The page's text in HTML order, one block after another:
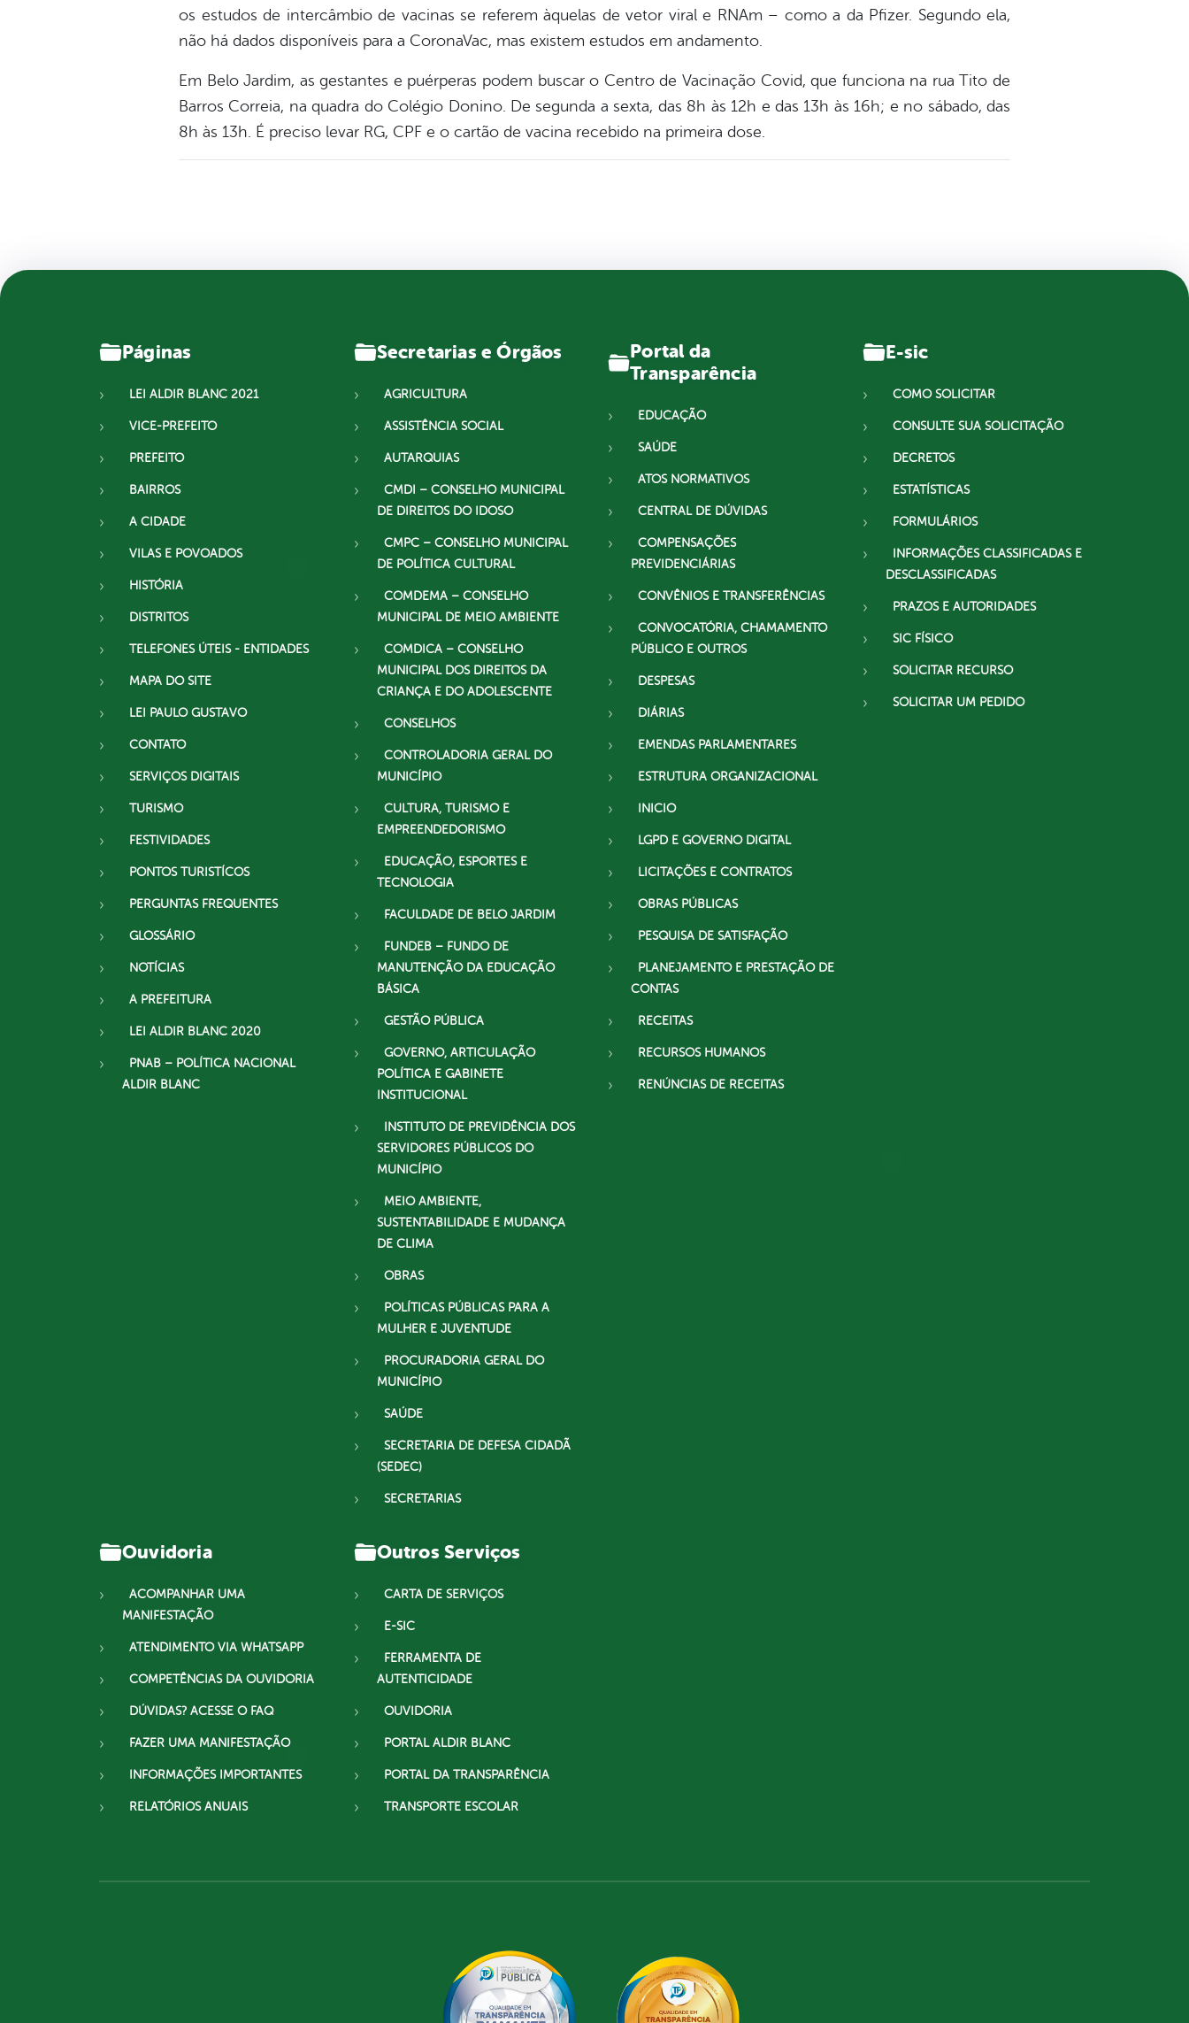
os estudos de intercâmbio de vacinas se referem àquelas de vetor viral e RNAm – como a da Pfizer. Segundo ela,
não há dados disponíveis para a CoronaVac, mas existem estudos em andamento.
Em Belo Jardim, as gestantes e puérperas podem buscar o Centro de Vacinação Covid, que funciona na rua Tito de
Barros Correia, na quadra do Colégio Donino. De segunda a sexta, das 8h às 12h e das 13h às 16h; e no sábado, das
8h às 13h. É preciso levar RG, CPF e o cartão de vacina recebido na primeira dose.
Páginas
LEI ALDIR BLANC 2021
VICE-PREFEITO
PREFEITO
BAIRROS
A CIDADE
VILAS E POVOADOS
HISTÓRIA
DISTRITOS
TELEFONES ÚTEIS - ENTIDADES
MAPA DO SITE
LEI PAULO GUSTAVO
CONTATO
SERVIÇOS DIGITAIS
TURISMO
FESTIVIDADES
PONTOS TURISTÍCOS
PERGUNTAS FREQUENTES
GLOSSÁRIO
NOTÍCIAS
A PREFEITURA
LEI ALDIR BLANC 2020
PNAB – POLÍTICA NACIONAL
ALDIR BLANC
Secretarias e Órgãos
AGRICULTURA
ASSISTÊNCIA SOCIAL
AUTARQUIAS
CMDI – CONSELHO MUNICIPAL
DE DIREITOS DO IDOSO
CMPC – CONSELHO MUNICIPAL
DE POLÍTICA CULTURAL
COMDEMA – CONSELHO
MUNICIPAL DE MEIO AMBIENTE
COMDICA – CONSELHO
MUNICIPAL DOS DIREITOS DA
CRIANÇA E DO ADOLESCENTE
CONSELHOS
CONTROLADORIA GERAL DO
MUNICÍPIO
CULTURA, TURISMO E
EMPREENDEDORISMO
EDUCAÇÃO, ESPORTES E
TECNOLOGIA
FACULDADE DE BELO JARDIM
FUNDEB – FUNDO DE
MANUTENÇÃO DA EDUCAÇÃO
BÁSICA
GESTÃO PÚBLICA
GOVERNO, ARTICULAÇÃO
POLÍTICA E GABINETE
INSTITUCIONAL
INSTITUTO DE PREVIDÊNCIA DOS
SERVIDORES PÚBLICOS DO
MUNICÍPIO
MEIO AMBIENTE,
SUSTENTABILIDADE E MUDANÇA
DE CLIMA
OBRAS
POLÍTICAS PÚBLICAS PARA A
MULHER E JUVENTUDE
PROCURADORIA GERAL DO
MUNICÍPIO
SAÚDE
SECRETARIA DE DEFESA CIDADÃ
(SEDEC)
SECRETARIAS
Portal da
Transparência
EDUCAÇÃO
SAÚDE
ATOS NORMATIVOS
CENTRAL DE DÚVIDAS
COMPENSAÇÕES
PREVIDENCIÁRIAS
CONVÊNIOS E TRANSFERÊNCIAS
CONVOCATÓRIA, CHAMAMENTO
PÚBLICO E OUTROS
DESPESAS
DIÁRIAS
EMENDAS PARLAMENTARES
ESTRUTURA ORGANIZACIONAL
INICIO
LGPD E GOVERNO DIGITAL
LICITAÇÕES E CONTRATOS
OBRAS PÚBLICAS
PESQUISA DE SATISFAÇÃO
PLANEJAMENTO E PRESTAÇÃO DE
CONTAS
RECEITAS
RECURSOS HUMANOS
RENÚNCIAS DE RECEITAS
E-sic
COMO SOLICITAR
CONSULTE SUA SOLICITAÇÃO
DECRETOS
ESTATÍSTICAS
FORMULÁRIOS
INFORMAÇÕES CLASSIFICADAS E
DESCLASSIFICADAS
PRAZOS E AUTORIDADES
SIC FÍSICO
SOLICITAR RECURSO
SOLICITAR UM PEDIDO
Ouvidoria
ACOMPANHAR UMA
MANIFESTAÇÃO
ATENDIMENTO VIA WHATSAPP
COMPETÊNCIAS DA OUVIDORIA
DÚVIDAS? ACESSE O FAQ
FAZER UMA MANIFESTAÇÃO
INFORMAÇÕES IMPORTANTES
RELATÓRIOS ANUAIS
Outros Serviços
CARTA DE SERVIÇOS
E-SIC
FERRAMENTA DE
AUTENTICIDADE
OUVIDORIA
PORTAL ALDIR BLANC
PORTAL DA TRANSPARÊNCIA
TRANSPORTE ESCOLAR